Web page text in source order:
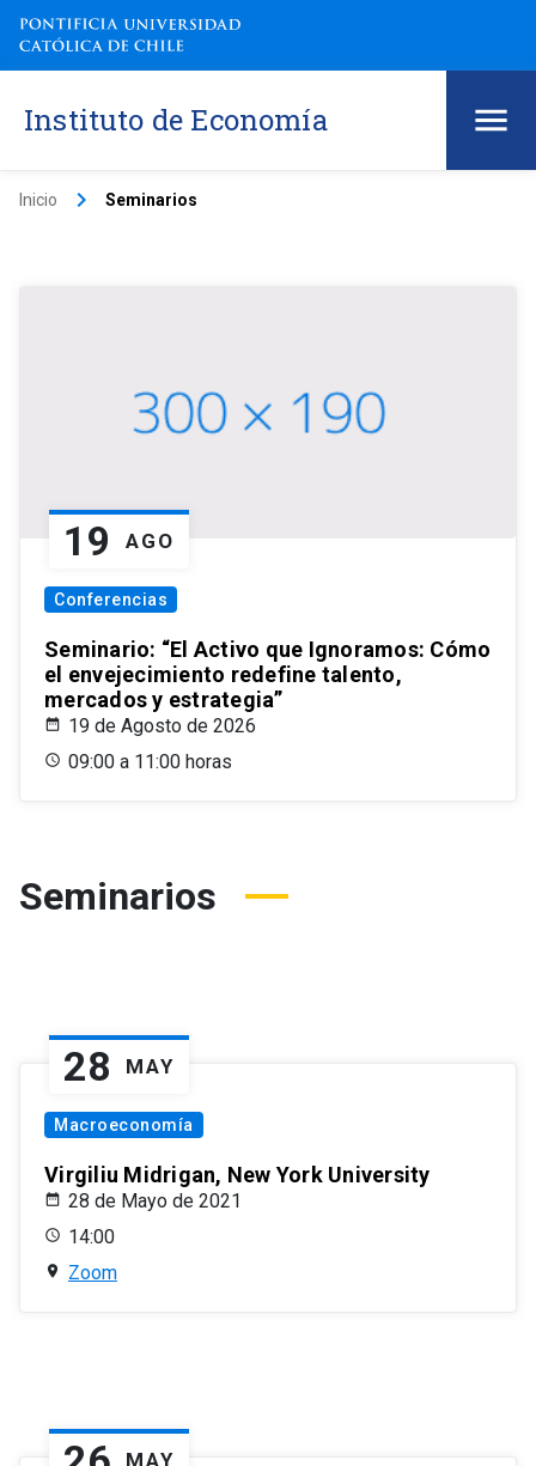
Instituto de Economía
Inicio keyboard_arrow_right Seminarios
19 AGO
Conferencias
Seminario: “El Activo que Ignoramos: Cómo
el envejecimiento redefine talento,
mercados y estrategia”
19 de Agosto de 2026
09:00 a 11:00 horas
Seminarios
28 MAY
Macroeconomía
Virgiliu Midrigan, New York University
28 de Mayo de 2021
14:00
Zoom
MAY